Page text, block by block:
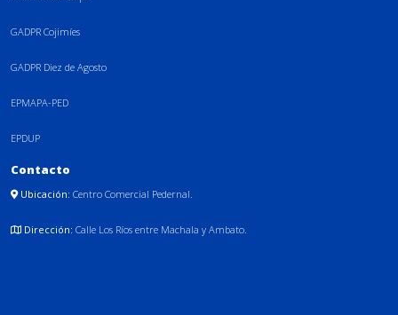
GADPR Cojimíes
GADPR Diez de Agosto
EPMAPA-PED
EPDUP
Contacto
Ubicación: Centro Comercial Pedernal.
Dirección: Calle Los Ríos entre Machala y Ambato.